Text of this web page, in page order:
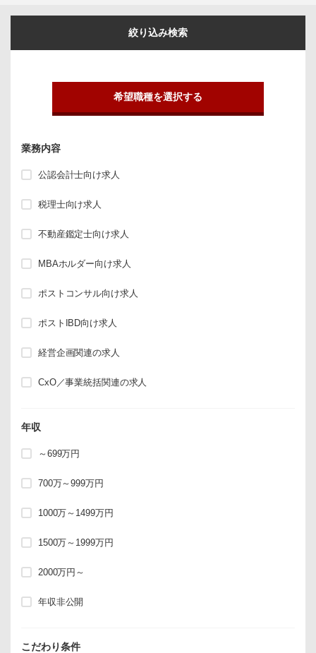
絞り込み検索
希望職種を選択する
業務内容
公認会計士向け求人
税理士向け求人
不動産鑑定士向け求人
MBAホルダー向け求人
ポストコンサル向け求人
ポストIBD向け求人
経営企画関連の求人
CxO／事業統括関連の求人
年収
～699万円
700万～999万円
1000万～1499万円
1500万～1999万円
2000万円～
年収非公開
こだわり条件